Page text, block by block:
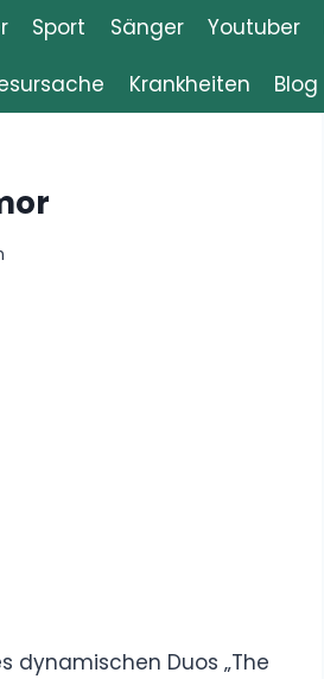
Sport Sänger Youtuber
Krankheiten Blog
dynamischen Duos „The